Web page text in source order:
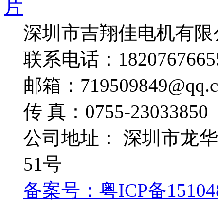
深圳市吉翔佳电机有
联系电话：
邮箱：
传 真：0755-23033850
公司地址： 深圳市龙
51号
备案号：粤ICP备